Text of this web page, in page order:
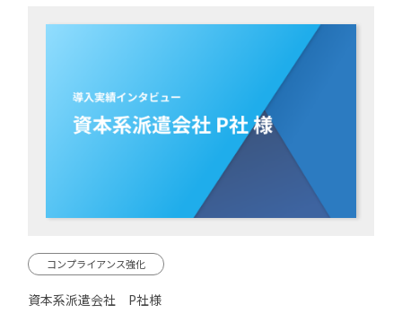
コンプライアンス強化
資本系派遣会社 P社様